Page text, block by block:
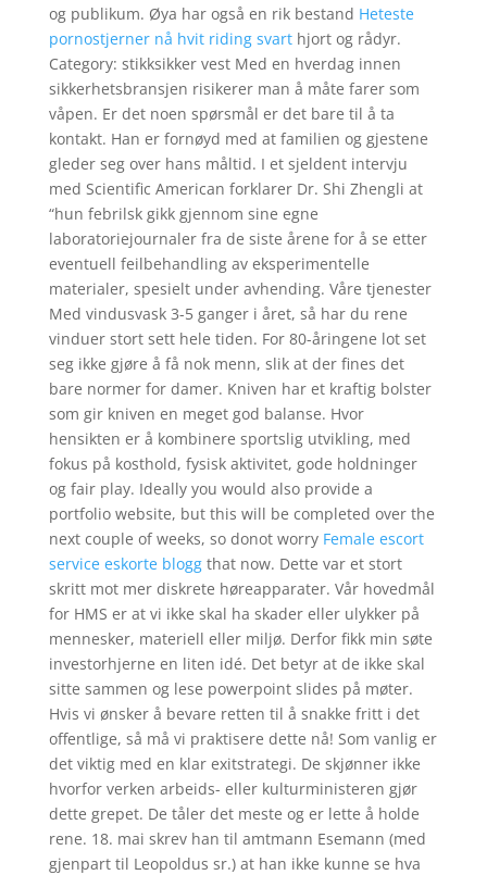
og publikum. Øya har også en rik bestand Heteste
pornostjerner nå hvit riding svarthjort og rådyr.
Category: stikksikker vest Med en hverdag innen
sikkerhetsbransjen risikerer man å måte farer som
våpen. Er det noen spørsmål er det bare til å ta
kontakt. Han er fornøyd med at familien og gjestene
gleder seg over hans måltid. I et sjeldent intervju
med Scientific American forklarer Dr. Shi Zhengli at
“hun febrilsk gikk gjennom sine egne
laboratoriejournaler fra de siste årene for å se etter
eventuell feilbehandling av eksperimentelle
materialer, spesielt under avhending. Våre tjenester
Med vindusvask 3-5 ganger i året, så har du rene
vinduer stort sett hele tiden. For 80-åringene lot set
seg ikke gjøre å få nok menn, slik at der fines det
bare normer for damer. Kniven har et kraftig bolster
som gir kniven en meget god balanse. Hvor
hensikten er å kombinere sportslig utvikling, med
fokus på kosthold, fysisk aktivitet, gode holdninger
og fair play. Ideally you would also provide a
portfolio website, but this will be completed over the
next couple of weeks, so donot worry Female escort
service eskorte bloggthat now. Dette var et stort
skritt mot mer diskrete høreapparater. Vår hovedmål
for HMS er at vi ikke skal ha skader eller ulykker på
mennesker, materiell eller miljø. Derfor fikk min søte
investorhjerne en liten idé. Det betyr at de ikke skal
sitte sammen og lese powerpoint slides på møter.
Hvis vi ønsker å bevare retten til å snakke fritt i det
offentlige, så må vi praktisere dette nå! Som vanlig er
det viktig med en klar exitstrategi. De skjønner ikke
hvorfor verken arbeids- eller kulturministeren gjør
dette grepet. De tåler det meste og er lette å holde
rene. 18. mai skrev han til amtmann Esemann (med
gjenpart til Leopoldus sr.) at han ikke kunne se hva